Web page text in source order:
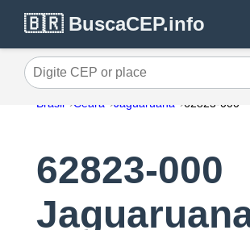
🇧🇷 BuscaCEP.info
Digite CEP or place
Brasil Ceara Jaguaruana 62823-000
62823-000